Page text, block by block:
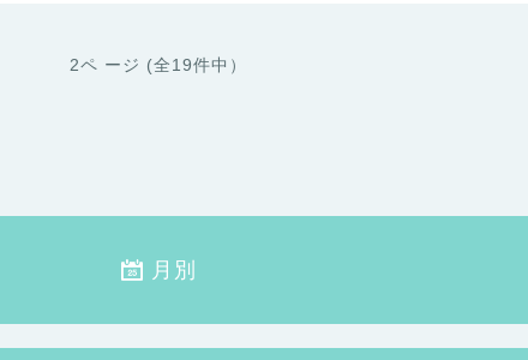
2ペ ージ (全19件中）
月別